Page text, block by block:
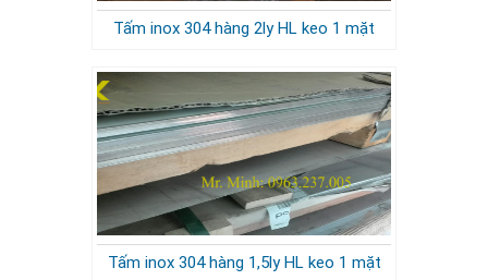
Tấm inox 304 hàng 2ly HL keo 1 mặt
Tấm inox 304 hàng 1,5ly HL keo 1 mặt